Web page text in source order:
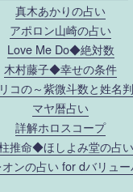
真木あかりの占い
アポロン山崎の占い
Love Me Do◆絶対数
木村藤子◆幸せの条件
コの～紫微斗数と姓名
マヤ暦占い
詳解ホロスコープ
推命◆ほしよみ堂の占い
ンの占い for dバリュー